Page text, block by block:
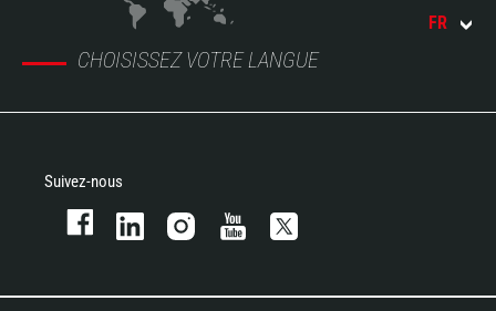
CHOISISSEZ VOTRE LANGUE
FR
Suivez-nous